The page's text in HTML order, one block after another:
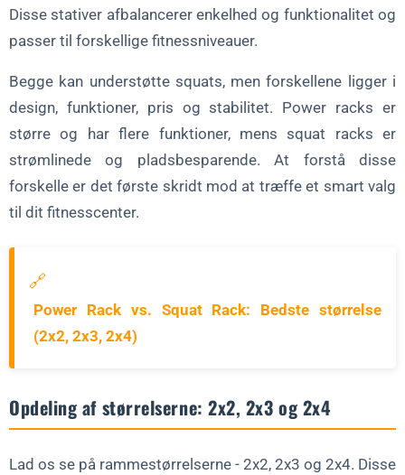
Disse stativer afbalancerer enkelhed og funktionalitet og
passer til forskellige fitnessniveauer.
Begge kan understøtte squats, men forskellene ligger i
design, funktioner, pris og stabilitet. Power racks er
større og har flere funktioner, mens squat racks er
strømlinede og pladsbesparende. At forstå disse
forskelle er det første skridt mod at træffe et smart valg
til dit fitnesscenter.
🔗
Power Rack vs. Squat Rack: Bedste størrelse
(2x2, 2x3, 2x4)
Opdeling af størrelserne: 2x2, 2x3 og 2x4
Lad os se på rammestørrelserne - 2x2, 2x3 og 2x4. Disse